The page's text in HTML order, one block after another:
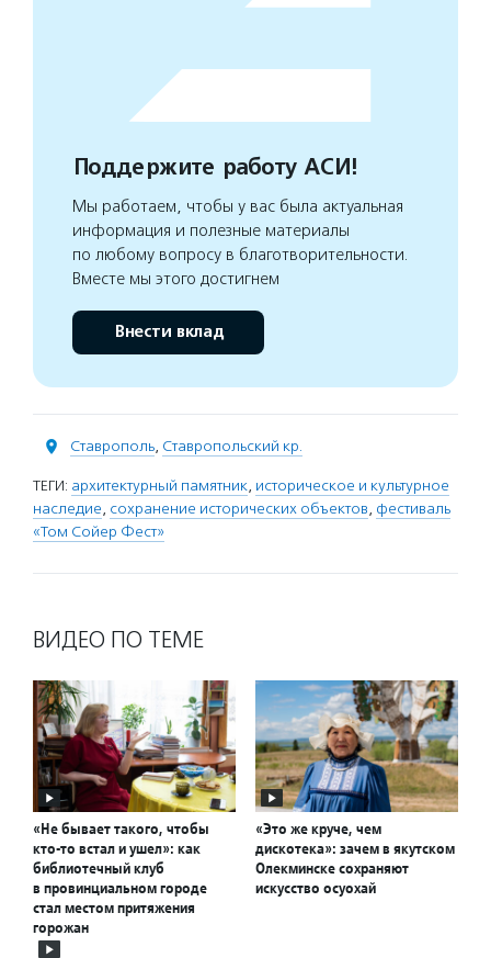
Поддержите работу АСИ!
Мы работаем, чтобы у вас была актуальная
информация и полезные материалы
по любому вопросу в благотворительности.
Вместе мы этого достигнем
Внести вклад
Ставрополь, Ставропольский кр.
ТЕГИ: архитектурный памятник, историческое и культурное
наследие, сохранение исторических объектов, фестиваль
«Том Сойер Фест»
ВИДЕО ПО ТЕМЕ
«Не бывает такого, чтобы
кто-то встал и ушел»: как
библиотечный клуб
в провинциальном городе
стал местом притяжения
горожан
«Это же круче, чем
дискотека»: зачем в якутском
Олекминске сохраняют
искусство осуохай